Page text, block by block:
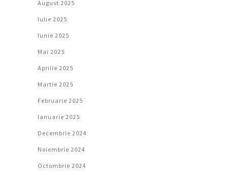
August 2025
Iulie 2025
Iunie 2025
Mai 2025
Aprilie 2025
Martie 2025
Februarie 2025
Ianuarie 2025
Decembrie 2024
Noiembrie 2024
Octombrie 2024